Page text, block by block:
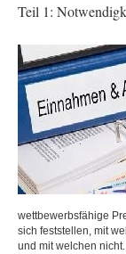
Teil 1:
wettbewerbsfähige
sich feststellen, mit
und mit welchen